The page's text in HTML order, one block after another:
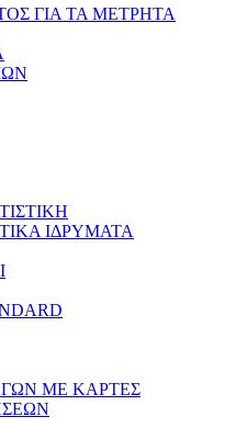
ΓΙΑ ΤΑ ΜΕΤΡΗΤΑ
ΙΔΡΥΜΑΤΑ
ΜΕ ΚΑΡΤΕΣ